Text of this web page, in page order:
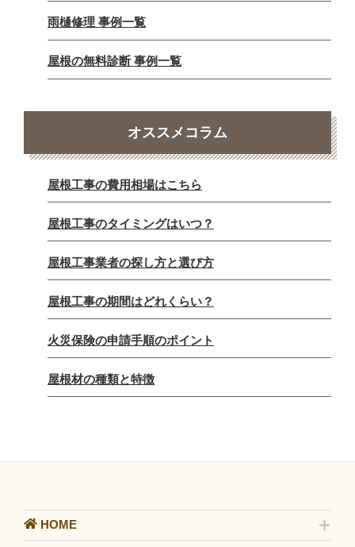
雨樋修理 事例一覧
屋根の無料診断 事例一覧
オススメコラム
屋根工事の費用相場はこちら
屋根工事のタイミングはいつ？
屋根工事業者の探し方と選び方
屋根工事の期間はどれくらい？
火災保険の申請手順のポイント
屋根材の種類と特徴
HOME